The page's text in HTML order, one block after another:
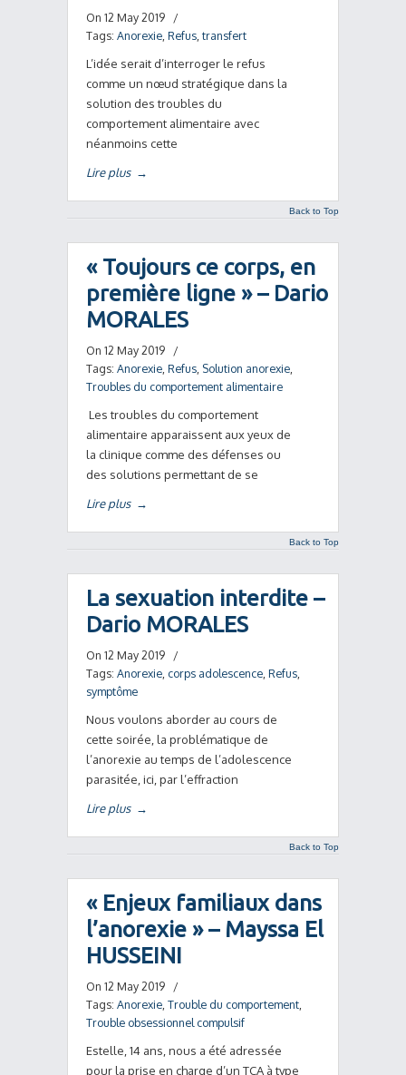
On 12 May 2019
/
Tags: Anorexie Refus transfert
L’idée serait d’interroger le refus
comme un nœud stratégique dans la
solution des troubles du
comportement alimentaire avec
néanmoins cette
Lire plus →
Back to Top
« Toujours ce corps, en
première ligne » – Dario
MORALES
On 12 May 2019
/
Tags: Anorexie Refus Solution anorexie
Troubles du comportement alimentaire
Les troubles du comportement
alimentaire apparaissent aux yeux de
la clinique comme des défenses ou
des solutions permettant de se
Lire plus →
Back to Top
La sexuation interdite –
Dario MORALES
On 12 May 2019
/
Tags: Anorexie corps adolescence Refus
symptôme
Nous voulons aborder au cours de
cette soirée, la problématique de
l’anorexie au temps de l’adolescence
parasitée, ici, par l’effraction
Lire plus →
Back to Top
« Enjeux familiaux dans
l’anorexie » – Mayssa El
HUSSEINI
On 12 May 2019
/
Tags: Anorexie Trouble du comportement
Trouble obsessionnel compulsif
Estelle, 14 ans, nous a été adressée
pour la prise en charge d’un TCA à type